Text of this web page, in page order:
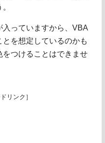
入っていますから、VBA
を想定しているのかも
をつけることはできませ
リンク］